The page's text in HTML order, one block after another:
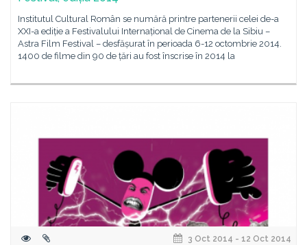
Institutul Cultural Român se numără printre partenerii celei de-a
XXI-a ediție a Festivalului Internațional de Cinema de la Sibiu –
Astra Film Festival – desfășurat în perioada 6-12 octombrie 2014.
1400 de filme din 90 de țări au fost înscrise în 2014 la
3 Oct 2014 - 12 Oct 2014